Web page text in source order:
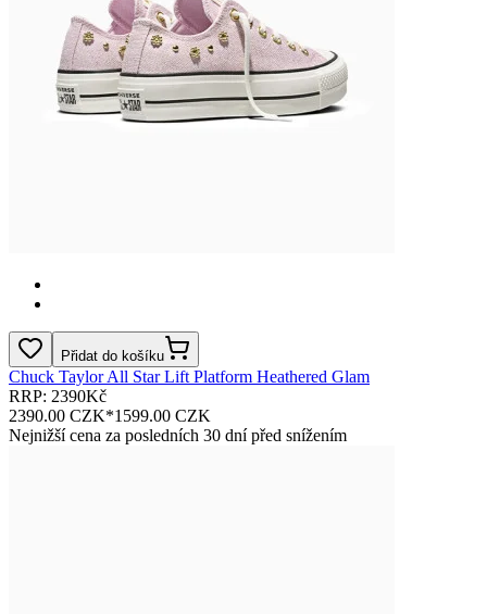
Přidat do košíku
Chuck Taylor All Star Lift Platform Heathered Glam
RRP: 2390Kč
2390.00 CZK*1599.00 CZK
Nejnižší cena za posledních 30 dní před snížením